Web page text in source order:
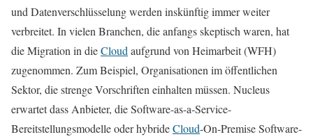
und Datenverschlüsselung werden inskünftig immer weiter
verbreitet. In vielen Branchen, die anfangs skeptisch waren, hat
die Migration in dieCloud aufgrund von Heimarbeit (WFH)
zugenommen. Zum Beispiel, Organisationen im öffentlichen
Sektor, die strenge Vorschriften einhalten müssen. Nucleus
erwartet dass Anbieter, die Software-as-a-Service-
Bereitstellungsmodelle oder hybrideCloud-On-Premise Software-